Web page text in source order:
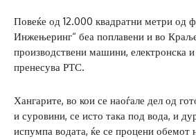
Повеќе од 12.000 квадратни метри од
Инжењеринг“ беа поплавени и во
производствени машини, електронска
пренесува РТС.
Хангарите, во кои се наоѓале дел од
и суровини, се исто така под вода, и
испумпа водата, ќе се процени обемот